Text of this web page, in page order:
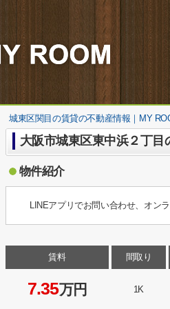
城東区関目の賃貸の不動産情報｜MY
大阪市城東区東中浜２丁目
物件紹介
LINEアプリでお問い合わせ、オン
賃料
7.35万円
間取り
1K